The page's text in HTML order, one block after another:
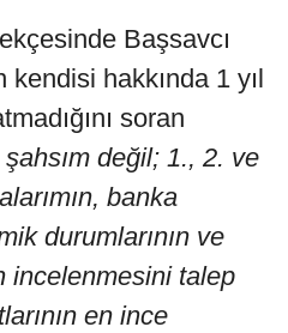
Başsavcı
kendisi hakkında 1 yıl
soran
şahsım değil; 1., 2. ve
banka
durumlarının ve
incelenmesini talep
en ince